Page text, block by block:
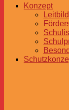
Konzept
Leitbild